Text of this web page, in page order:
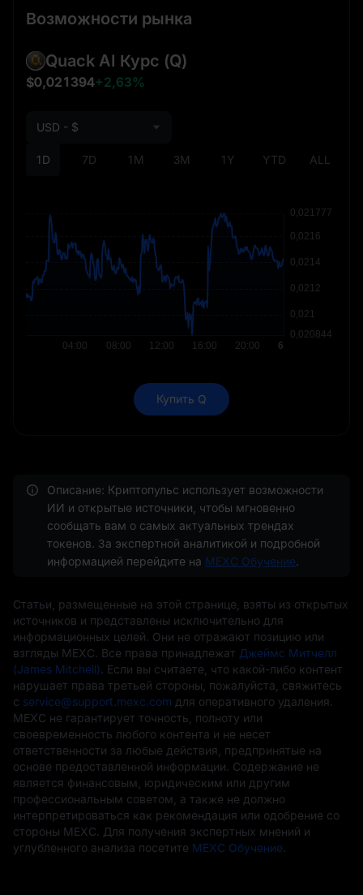
Возможности рынка
Quack AI Курс (Q)
$0,021394+2,63%
1D 7D 1M 3M 1Y YTD ALL
USD - $
Купить Q
Описание: Криптопульс использует возможности
ИИ и открытые источники, чтобы мгновенно
сообщать вам о самых актуальных трендах
токенов. За экспертной аналитикой и подробной
информацией перейдите на MEXC Обучение.
Статьи, размещенные на этой странице, взяты из открытых
источников и представлены исключительно для
информационных целей. Они не отражают позицию или
взгляды MEXC. Все права принадлежат Джеймс Митчелл
(James Mitchell) . Если вы считаете, что какой-либо контент
нарушает права третьей стороны, пожалуйста, свяжитесь
с service@support.mexc.com для оперативного удаления.
MEXC не гарантирует точность, полноту или
своевременность любого контента и не несет
ответственности за любые действия, предпринятые на
основе предоставленной информации. Содержание не
является финансовым, юридическим или другим
профессиональным советом, а также не должно
интерпретироваться как рекомендация или одобрение со
стороны MEXC. Для получения экспертных мнений и
углубленного анализа посетите MEXC Обучение